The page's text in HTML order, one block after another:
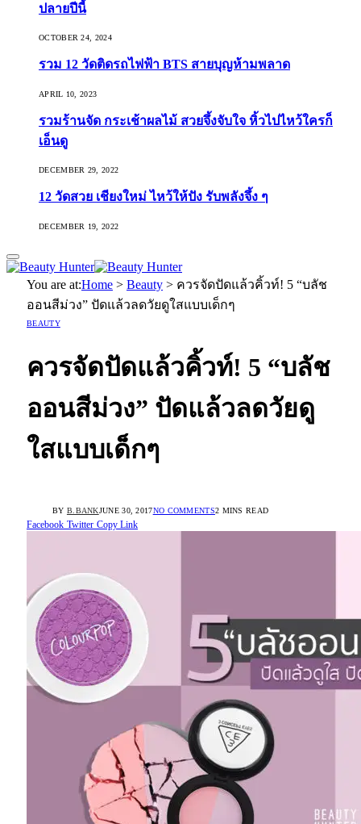
ปลายปีนี้
OCTOBER 24, 2024
รวม 12 วัดติดรถไฟฟ้า BTS สายบุญห้ามพลาด
APRIL 10, 2023
รวมร้านจัด กระเช้าผลไม้ สวยจึ้งจับใจ หิ้วไปไหว้ใครก็
เอ็นดู
DECEMBER 29, 2022
12 วัดสวย เชียงใหม่ ไหว้ให้ปัง รับพลังจึ้ง ๆ
DECEMBER 19, 2022
You are at:Home > Beauty > ควรจัดปัดแล้วคิ้วท์! 5 “บลัช
ออนสีม่วง” ปัดแล้วลดวัยดูใสแบบเด็กๆ
BEAUTY
ควรจัดปัดแล้วคิ้วท์! 5 “บลัช
ออนสีม่วง” ปัดแล้วลดวัยดู
ใสแบบเด็กๆ
BY B.BANKJUNE 30, 2017NO COMMENTS2 MINS READ
Facebook Twitter Copy Link